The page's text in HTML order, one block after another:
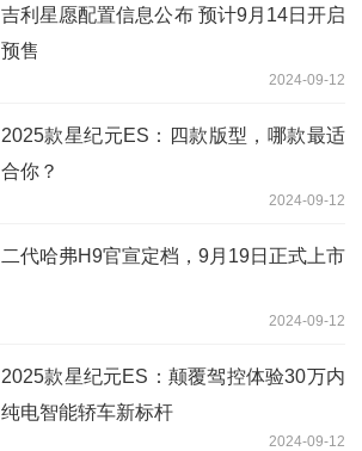
吉利星愿配置信息公布 预计9月14日开启
预售
2024-09-12
2025款星纪元ES：四款版型，哪款最适
合你？
2024-09-12
二代哈弗H9官宣定档，9月19日正式上市
2024-09-12
2025款星纪元ES：颠覆驾控体验30万内
纯电智能轿车新标杆
2024-09-12